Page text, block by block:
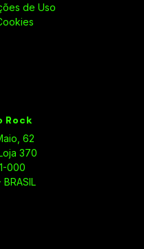
de Uso
Rock
62
370
000
BRASIL